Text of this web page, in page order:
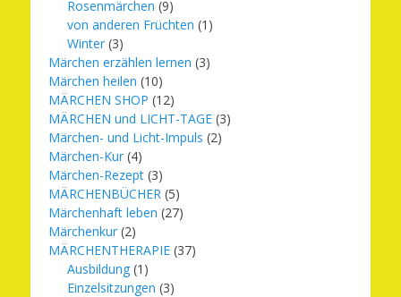
Rosenmärchen (9)
von anderen Früchten (1)
Winter (3)
Märchen erzählen lernen (3)
Märchen heilen (10)
MÄRCHEN SHOP (12)
MÄRCHEN und LICHT-TAGE (3)
Märchen- und Licht-Impuls (2)
Märchen-Kur (4)
Märchen-Rezept (3)
MÄRCHENBÜCHER (5)
Märchenhaft leben (27)
Märchenkur (2)
MÄRCHENTHERAPIE (37)
Ausbildung (1)
Einzelsitzungen (3)